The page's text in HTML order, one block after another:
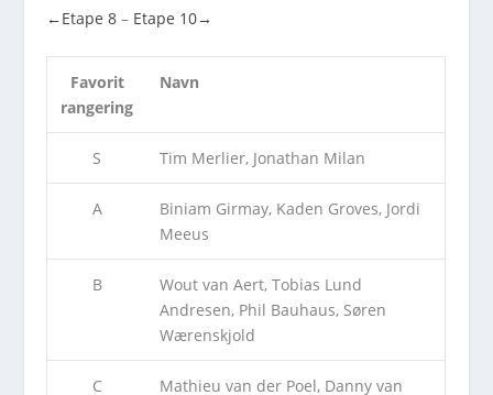
←Etape 8 – Etape 10→
Favorit
rangering
Navn
S Tim Merlier, Jonathan Milan
A
Biniam Girmay, Kaden Groves, Jordi
Meeus
B
Wout van Aert, Tobias Lund
Andresen, Phil Bauhaus, Søren
Wærenskjold
C
Mathieu van der Poel, Danny van